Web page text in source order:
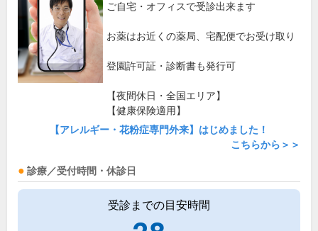
ご自宅・オフィスで受診出来ます
お薬はお近くの薬局、宅配便でお受け取り
登園許可証・診断書も発行可
【夜間休日・全国エリア】
【健康保険適用】
【アレルギー・花粉症専門外来】はじめました！
こちらから＞＞
診療／受付時間・休診日
受診までの目安時間